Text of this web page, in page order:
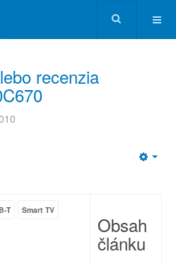
recenzia
Obsah
článku
T Smart TV